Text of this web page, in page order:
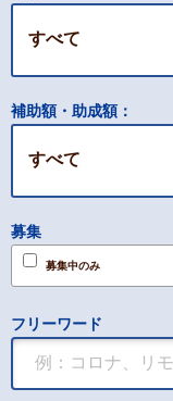
補助額・助成額：
募集
募集中のみ
フリーワード